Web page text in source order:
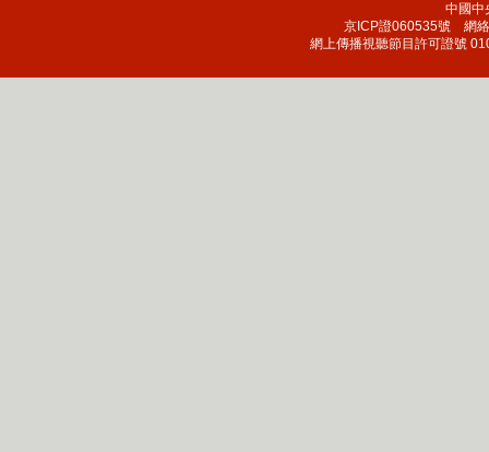
中國中
京ICP證060535號網絡
網上傳播視聽節目許可證號